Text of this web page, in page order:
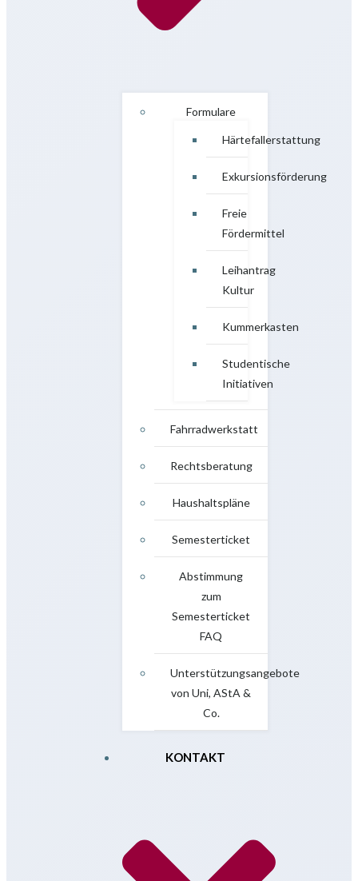
Formulare
Härtefallerstattung
Exkursionsförderung
Freie
Fördermittel
Leihantrag
Kultur
Kummerkasten
Studentische
Initiativen
Fahrradwerkstatt
Rechtsberatung
Haushaltspläne
Semesterticket
Abstimmung
zum
Semesterticket
FAQ
Unterstützungsangebote
von Uni, AStA &
Co.
KONTAKT